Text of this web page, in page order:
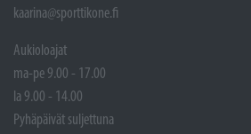
kaarina@sporttikone.fi
Aukioloajat
ma-pe 9.00 - 17.00
la 9.00 - 14.00
Pyhäpäivät suljettuna